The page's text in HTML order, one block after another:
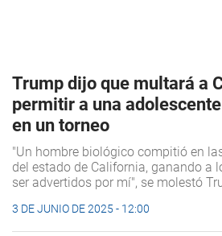
Trump dijo que multará a
permitir a una
en un torneo
"Un hombre biológico compitió en
del estado de California, ganando a
ser advertidos por mí", se molestó
3 DE JUNIO DE 2025 - 12:00